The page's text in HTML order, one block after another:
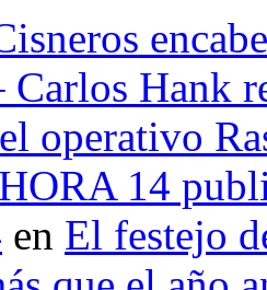
Carlos Hank
operativo
14
en El festejo